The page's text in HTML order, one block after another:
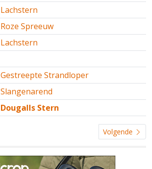
Lachstern
Roze Spreeuw
Lachstern
Gestreepte Strandloper
Slangenarend
Dougalls Stern
Volgende